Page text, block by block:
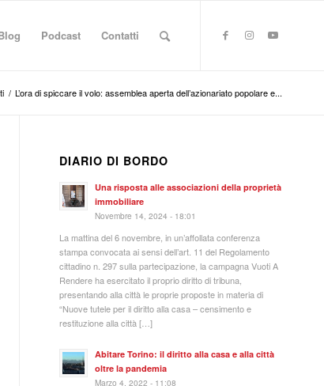
Podcast Contatti
/ L’ora di spiccare il volo: assemblea aperta dell’azionariato popolare e...
DIARIO DI BORDO
Una risposta alle associazioni della proprietà
immobiliare
Novembre 14, 2024 - 18:01
La mattina del 6 novembre, in un’affollata conferenza
stampa convocata ai sensi dell’art. 11 del Regolamento
cittadino n. 297 sulla partecipazione, la campagna Vuoti A
Rendere ha esercitato il proprio diritto di tribuna,
presentando alla città le proprie proposte in materia di
“Nuove tutele per il diritto alla casa – censimento e
restituzione alla città […]
Abitare Torino: il diritto alla casa e alla città
oltre la pandemia
Marzo 4, 2022 - 11:08